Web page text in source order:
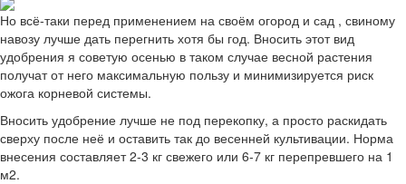
Но всё-таки перед применением на своём огород и сад , свиному
навозу лучше дать перегнить хотя бы год. Вносить этот вид
удобрения я советую осенью в таком случае весной растения
получат от него максимальную пользу и минимизируется риск
ожога корневой системы.
Вносить удобрение лучше не под перекопку, а просто раскидать
сверху после неё и оставить так до весенней культивации. Норма
внесения составляет 2-3 кг свежего или 6-7 кг перепревшего на 1
м2.